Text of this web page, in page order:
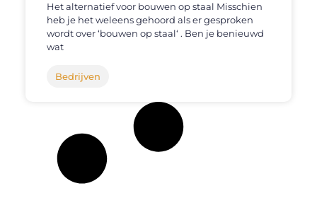
Het alternatief voor bouwen op staal Misschien
heb je het weleens gehoord als er gesproken
wordt over ‘bouwen op staal‘ . Ben je benieuwd
wat
Bedrijven